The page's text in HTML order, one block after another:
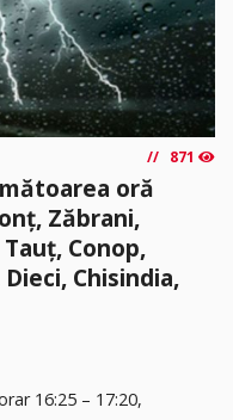
871
oră
Zăbrani,
Conop,
Chisindia,
16:25 – 17:20,